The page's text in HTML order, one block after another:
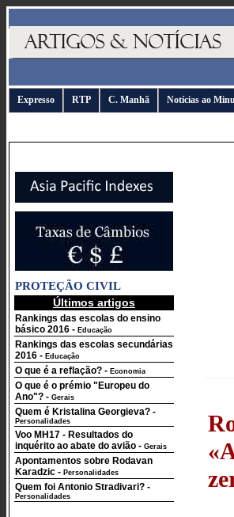
Expresso RTP C. Manhã Notícias ao
PROTEÇÃO CIVIL
Últimos artigos
Rankings das escolas do ensino
básico 2016 - Educação
Rankings das escolas secundárias
2016 - Educação
O que é a reflação? - Economia
O que é o prémio "Europeu do
Ano"? - Gerais
Quem é Kristalina Georgieva? -
Personalidades
Voo MH17 - Resultados do
inquérito ao abate do avião - Gerais
Apontamentos sobre Rodavan
Karadzic - Personalidades
Quem foi Antonio Stradivari? -
Personalidades